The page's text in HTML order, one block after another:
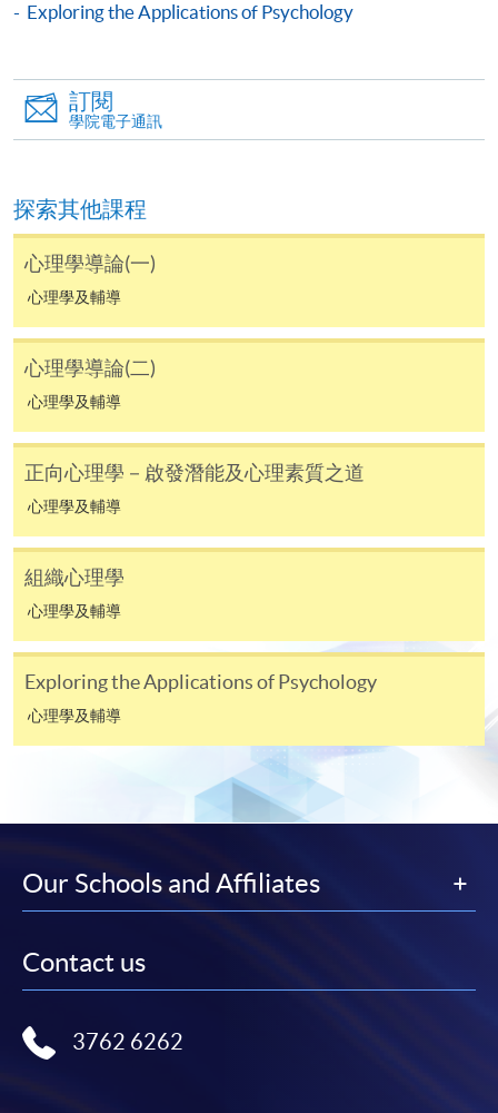
報讀同一學歷頒授課程內其他單元
交下期學費的學員，提供網上服務，如學員就讀的課
程設有此服務，課程負責人會通知學員有關程序。
VISA 或 Mastercard、「微信支付」(Online WeChat
Pay) 、「支付寶」(Online Alipay) 或 「轉數快」(FPS)
繳付學費。
親身報名/郵遞
報讀新課程
凡以「先到先得」為取錄方式的課程，請填妥
SF26報名表，親往
費以及所需證明文件呈交。
[ 下載報名表SF26
申請學歷頒授及專業課程可能需要其他資料，報名
表可向報名中心或有關課程負責人索取。填妥申請
表格後，請連同報名費/學費以及所需證明文件親
報讀同一學歷頒授課程內其他單元
​學院為學歷頒授課程特設「註冊及學費通知」，適
用於一般學歷頒授課程。
課程負責人會為學員送上「註冊及學費通知」
(「通知」)，請填妥有關「通知」，並親往報名中
Exploring the Applications of Psychology
訂閱
學院電子通訊
探索其他課程
心理學導論(一)
心理學及輔導
心理學導論(二)
心理學及輔導
正向心理學－啟發潛能及心理素質之道
心理學及輔導
組織心理學
心理學及輔導
Exploring the Applications of Psychology
心理學及輔導
Our Schools and Affiliates
Contact us
3762 6262